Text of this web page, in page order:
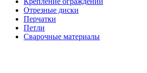
Отрезные диски
Перчатки
Петли
Сварочные материалы